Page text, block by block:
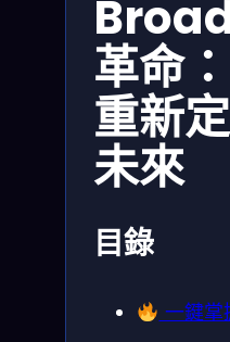
革命
重新
未來
目錄
一鍵掌